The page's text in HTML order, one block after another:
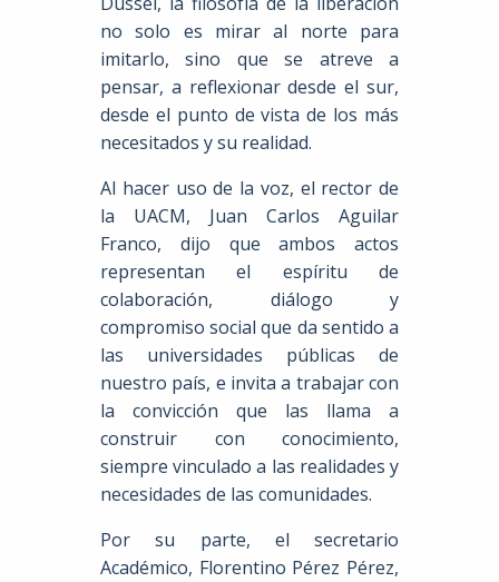
no solo es mirar al norte para
imitarlo, sino que se atreve a
pensar, a reflexionar desde el sur,
desde el punto de vista de los más
necesitados y su realidad.
Al hacer uso de la voz, el rector de
la UACM, Juan Carlos Aguilar
Franco, dijo que ambos actos
representan el espíritu de
colaboración, diálogo y
compromiso social que da sentido a
las universidades públicas de
nuestro país, e invita a trabajar con
la convicción que las llama a
construir con conocimiento,
siempre vinculado a las realidades y
necesidades de las comunidades.
Por su parte, el secretario
Académico, Florentino Pérez Pérez,